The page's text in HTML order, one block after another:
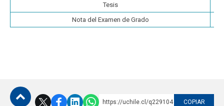
Tesis
Nota del Examen de Grado
https://uchile.cl/q229104 COPIAR